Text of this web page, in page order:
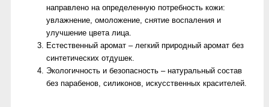
направлено на определенную потребность кожи:
увлажнение, омоложение, снятие воспаления и
улучшение цвета лица.
Естественный аромат – легкий природный аромат без
синтетических отдушек.
Экологичность и безопасность – натуральный состав
без парабенов, силиконов, искусственных красителей.